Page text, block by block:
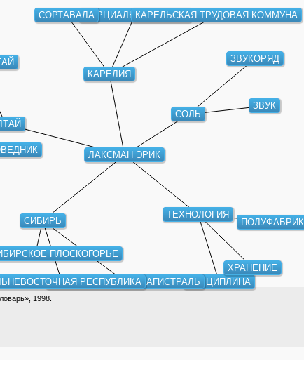
ЛАКСМАН ЭРИК
КАРЕЛИЯ
ТЕХНОЛОГИЯ
СОЛЬ
СИБИРЬ
МАРЦИАЛЬНЫЕ ВОДЫ
КАРЕЛЬСКАЯ ТРУДОВАЯ КОММУНА
СОРТАВАЛА
ДИСЦИПЛИНА
ХРАНЕНИЕ
ЗВУКОРЯД
ЗВУК
ТРАНССИБИРСКАЯ МАГИСТРАЛЬ
РЕСПУБЛИКА
ПЛОСКОГОРЬЕ
1998.